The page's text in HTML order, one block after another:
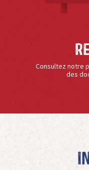
Consultez notre
des